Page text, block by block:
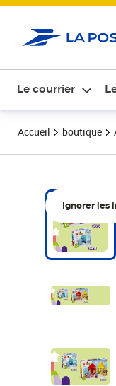
Le courrier
Accueil boutique
Ignorer les